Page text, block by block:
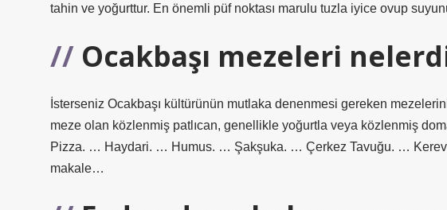
tahin ve yoğurttur. En önemli püf noktası marulu tuzla iyice ovup
Ocakbaşı mezeleri
İsterseniz Ocakbaşı kültürünün mutlaka denenmesi gereken mezelerini
meze olan közlenmiş patlıcan, genellikle yoğurtla veya közlenmiş
Pizza. … Haydari. … Humus. … Şakşuka. … Çerkez Tavuğu. …
makale…